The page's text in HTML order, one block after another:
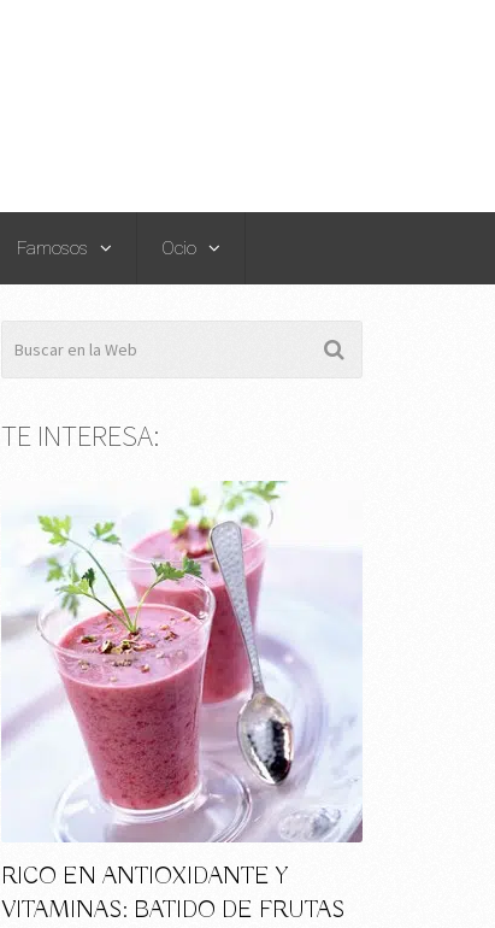
Famosos Ocio
TE INTERESA:
RICO EN ANTIOXIDANTE Y
VITAMINAS: BATIDO DE FRUTAS